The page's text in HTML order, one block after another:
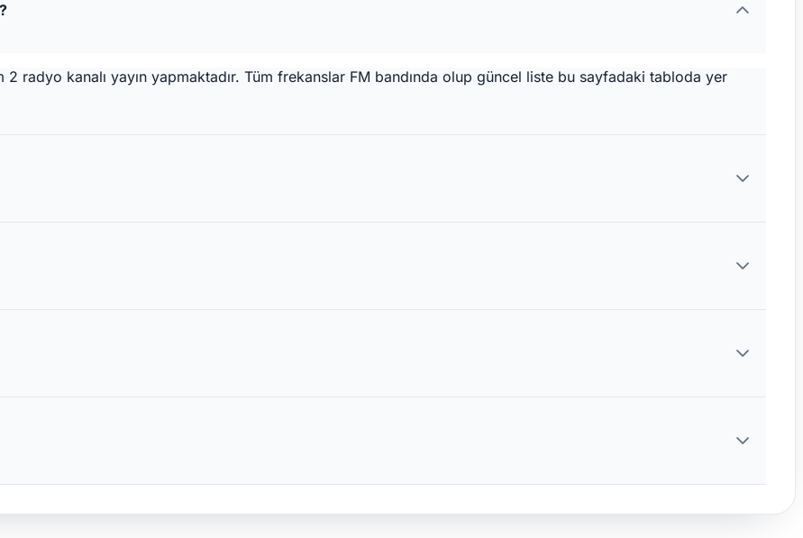
radyo kanalı yayın yapmaktadır. Tüm frekanslar FM bandında olup güncel liste bu sayfadaki tabloda yer